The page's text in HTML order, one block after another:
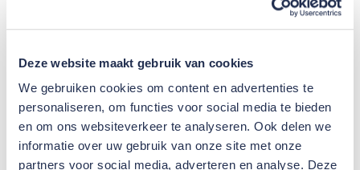
Deze website maakt gebruik van cookies
We gebruiken cookies om content en advertenties te
personaliseren, om functies voor social media te bieden
en om ons websiteverkeer te analyseren. Ook delen we
informatie over uw gebruik van onze site met onze
partners voor social media, adverteren en analyse. Deze
Jaarbericht 2022
Diamanten voor altijd.